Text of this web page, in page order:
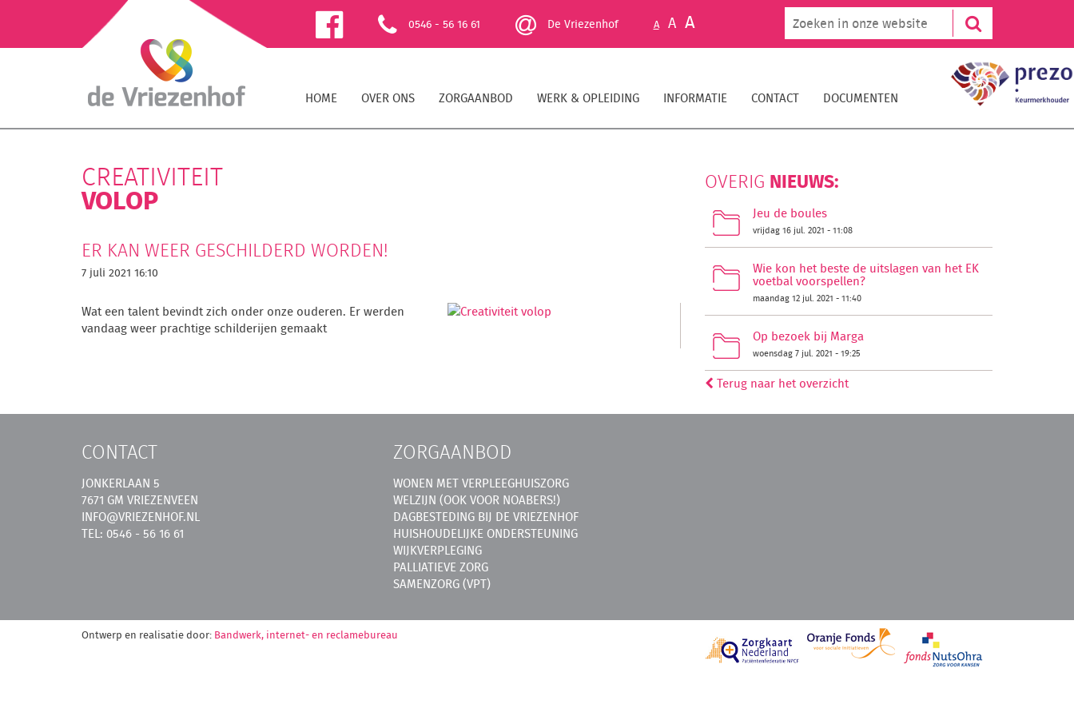
0546 - 56 16 61 De Vriezenhof A A A
HOME OVER ONS ZORGAANBOD WERK & OPLEIDING INFORMATIE CONTACT DOCUMENTEN
CREATIVITEIT
VOLOP
ER KAN WEER GESCHILDERD WORDEN!
7 juli 2021 16:10
Wat een talent bevindt zich onder onze ouderen. Er werden
vandaag weer prachtige schilderijen gemaakt
OVERIG NIEUWS:
Jeu de boules
vrijdag 16 jul. 2021 - 11:08
Wie kon het beste de uitslagen van het EK
voetbal voorspellen?
maandag 12 jul. 2021 - 11:40
Op bezoek bij Marga
woensdag 7 jul. 2021 - 19:25
Terug naar het overzicht
CONTACT
JONKERLAAN 5
7671 GM VRIEZENVEEN
INFO@VRIEZENHOF.NL
TEL: 0546 - 56 16 61
ZORGAANBOD
WONEN MET VERPLEEGHUISZORG
WELZIJN (OOK VOOR NOABERS!)
DAGBESTEDING BIJ DE VRIEZENHOF
HUISHOUDELIJKE ONDERSTEUNING
WIJKVERPLEGING
PALLIATIEVE ZORG
SAMENZORG (VPT)
Ontwerp en realisatie door: Bandwerk, internet- en reclamebureau